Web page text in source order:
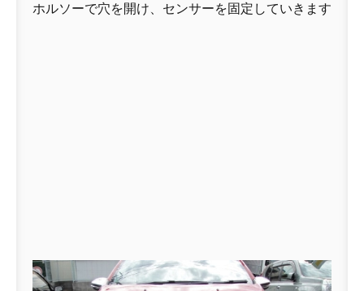
ホルソーで穴を開け、センサーを固定していきます